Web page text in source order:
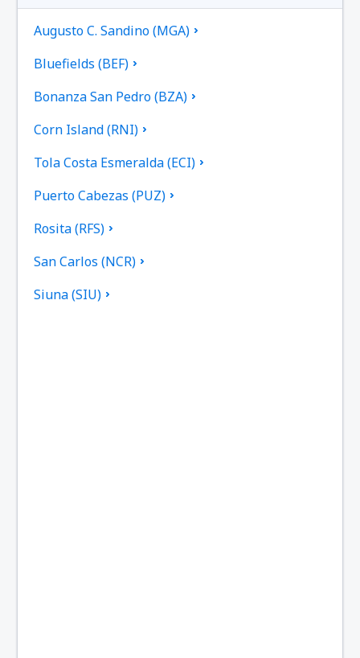
Augusto C. Sandino (MGA)
Bluefields (BEF)
Bonanza San Pedro (BZA)
Corn Island (RNI)
Tola Costa Esmeralda (ECI)
Puerto Cabezas (PUZ)
Rosita (RFS)
San Carlos (NCR)
Siuna (SIU)